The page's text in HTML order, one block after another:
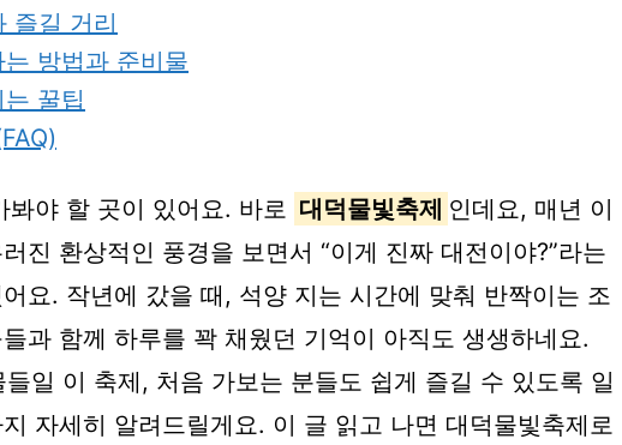
즐길 거리
방법과 준비물
꿀팁
야 할 곳이 있어요. 바로 대덕물빛축제 인데요, 매년 이
진 환상적인 풍경을 보면서 “이게 진짜 대전이야?”라는
요. 작년에 갔을 때, 석양 지는 시간에 맞춰 반짝이는 조
과 함께 하루를 꽉 채웠던 기억이 아직도 생생하네요.
일 이 축제, 처음 가보는 분들도 쉽게 즐길 수 있도록 일
자세히 알려드릴게요. 이 글 읽고 나면 대덕물빛축제로